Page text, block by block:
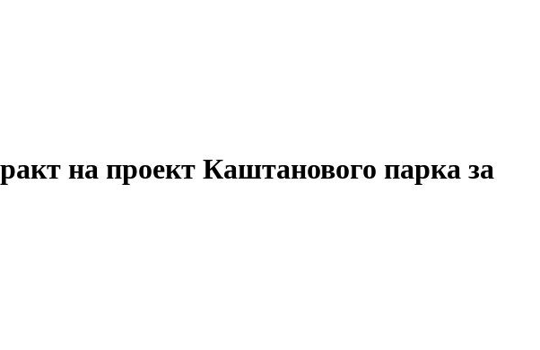
на проект Каштанового парка за